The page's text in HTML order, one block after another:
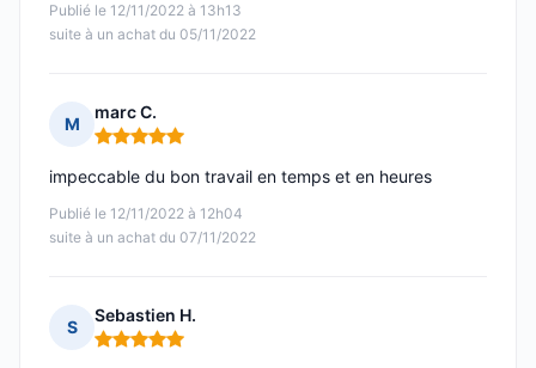
Publié le 12/11/2022 à 13h13
suite à un achat du 05/11/2022
M
marc C.
Note : 5 sur 5
Publié le 12/11/2022 à 12h04
suite à un achat du 07/11/2022
impeccable du bon travail en temps et en heures
S
Sebastien H.
Note : 5 sur 5